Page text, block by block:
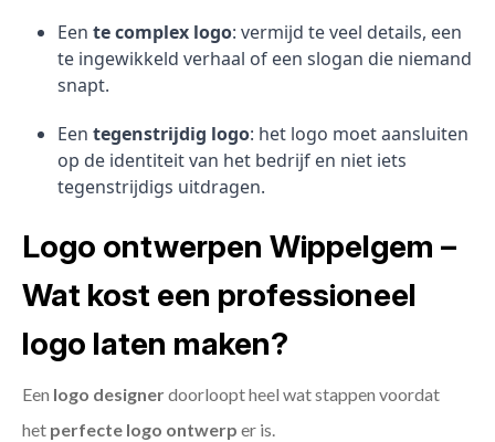
Een te complex logo: vermijd te veel details, een
te ingewikkeld verhaal of een slogan die niemand
snapt.
Een tegenstrijdig logo: het logo moet aansluiten
op de identiteit van het bedrijf en niet iets
tegenstrijdigs uitdragen.
Logo ontwerpen Wippelgem –
Wat kost een professioneel
logo laten maken?
Een logo designerdoorloopt heel wat stappen voordat
het perfecte logo ontwerp er is.